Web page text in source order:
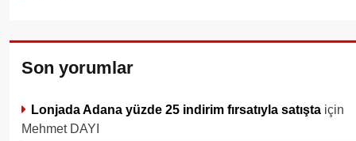
Son yorumlar
Lonjada Adana yüzde 25 indirim fırsatıyla satışta için
Mehmet DAYI